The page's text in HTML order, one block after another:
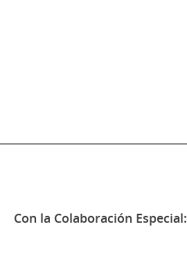
Con la Colaboración Especial: